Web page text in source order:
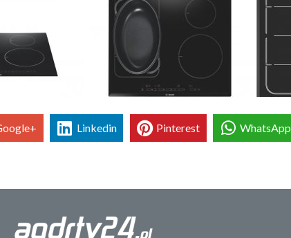
Linkedin Pinterest WhatsApp